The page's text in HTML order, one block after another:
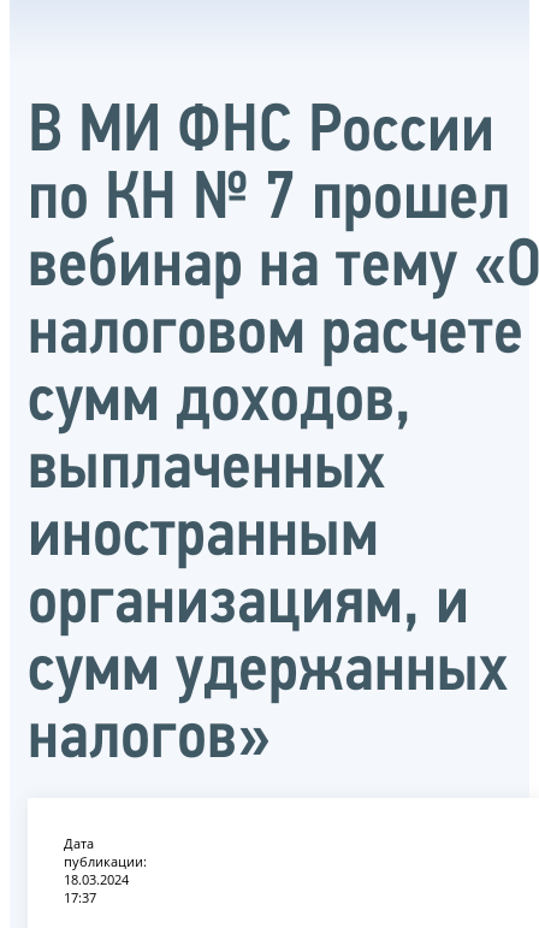
В МИ ФНС России
по КН № 7 прошел
вебинар на тему
налоговом расчете
сумм доходов,
выплаченных
иностранным
организациям, и
сумм удержанных
налогов»
Дата
публикации:
18.03.2024
17:37